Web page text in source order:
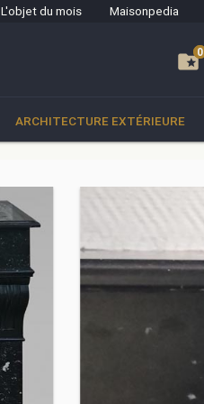
L'objet du mois Maisonpedia
folder_special0
0
ARCHITECTURE EXTÉRIEURE